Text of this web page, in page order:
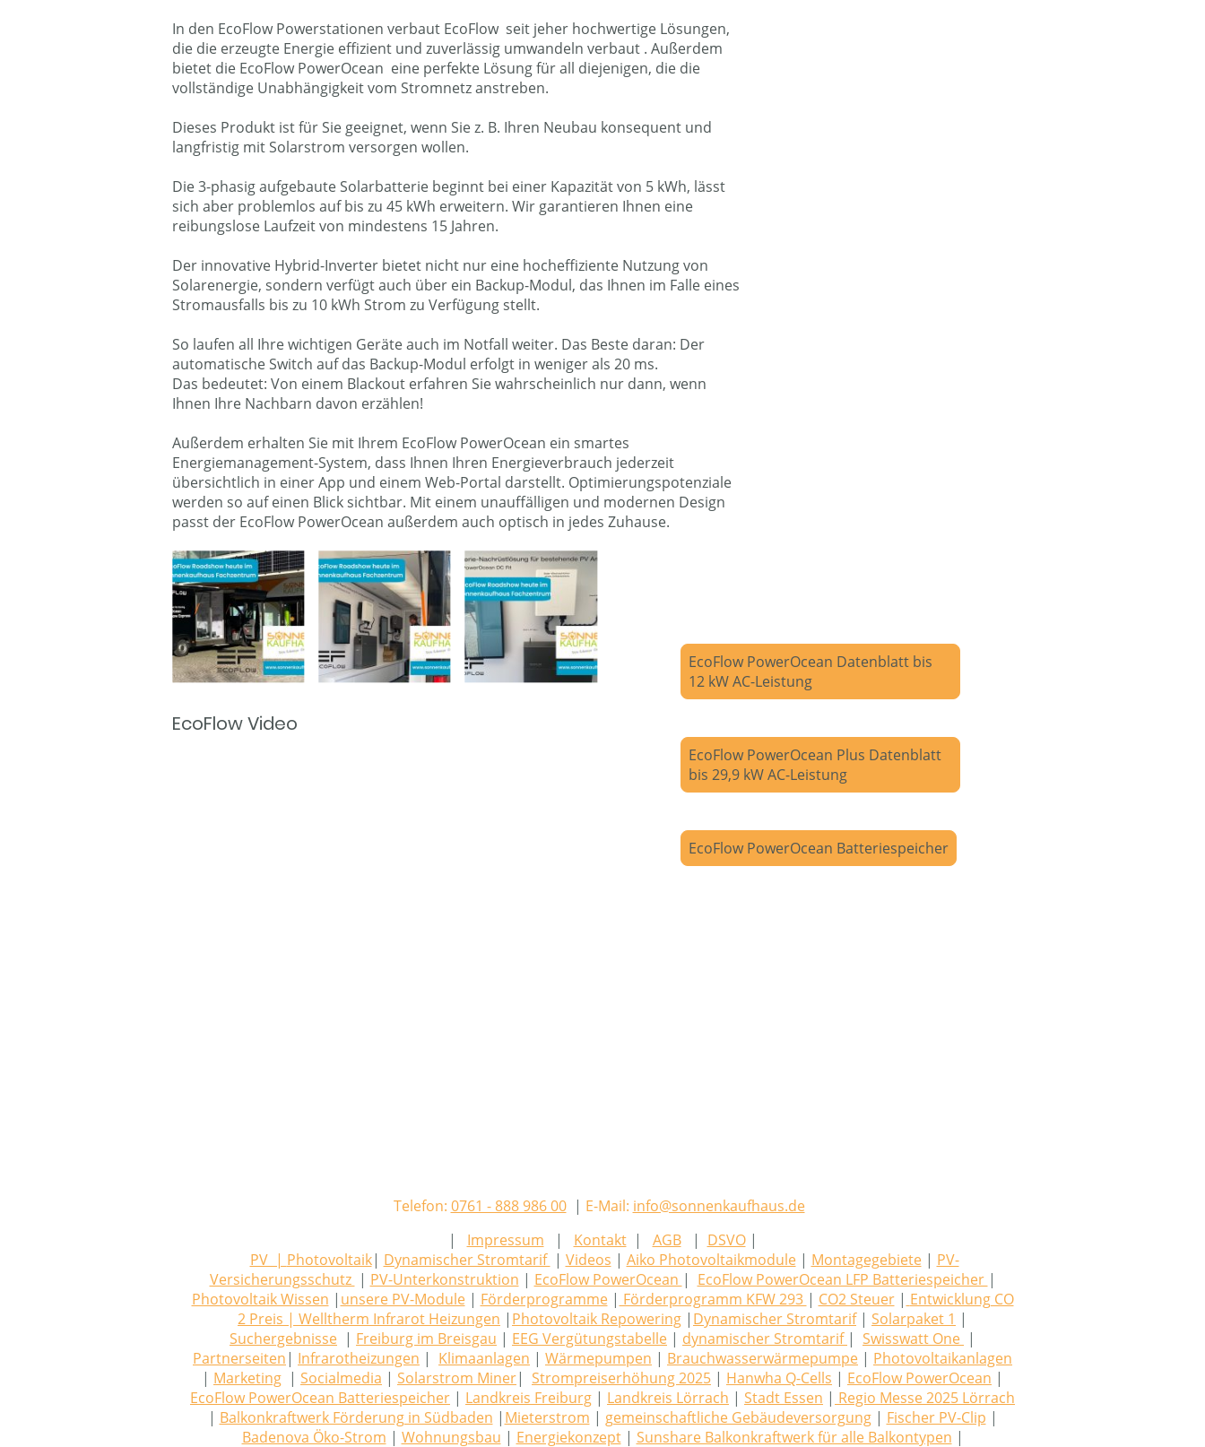
In den EcoFlow Powerstationen verbaut EcoFlow seit jeher hochwertige Lösungen,
die die erzeugte Energie effizient und zuverlässig umwandeln verbaut . Außerdem
bietet die EcoFlow PowerOcean eine perfekte Lösung für all diejenigen, die die
vollständige Unabhängigkeit vom Stromnetz anstreben.
Dieses Produkt ist für Sie geeignet, wenn Sie z. B. Ihren Neubau konsequent und
langfristig mit Solarstrom versorgen wollen.
Die 3-phasig aufgebaute Solarbatterie beginnt bei einer Kapazität von 5 kWh, lässt
sich aber problemlos auf bis zu 45 kWh erweitern. Wir garantieren Ihnen eine
reibungslose Laufzeit von mindestens 15 Jahren.
Der innovative Hybrid-Inverter bietet nicht nur eine hocheffiziente Nutzung von
Solarenergie, sondern verfügt auch über ein Backup-Modul, das Ihnen im Falle eines
Stromausfalls bis zu 10 kWh Strom zu Verfügung stellt.
So laufen all Ihre wichtigen Geräte auch im Notfall weiter. Das Beste daran: Der
automatische Switch auf das Backup-Modul erfolgt in weniger als 20 ms.
Das bedeutet: Von einem Blackout erfahren Sie wahrscheinlich nur dann, wenn
Ihnen Ihre Nachbarn davon erzählen!
Außerdem erhalten Sie mit Ihrem EcoFlow PowerOcean ein smartes
Energiemanagement-System, dass Ihnen Ihren Energieverbrauch jederzeit
übersichtlich in einer App und einem Web-Portal darstellt. Optimierungspotenziale
werden so auf einen Blick sichtbar. Mit einem unauffälligen und modernen Design
passt der EcoFlow PowerOcean außerdem auch optisch in jedes Zuhause.
EcoFlow PowerOcean Datenblatt bis
12 kW AC-Leistung
EcoFlow Video
EcoFlow PowerOcean Plus Datenblatt
bis 29,9 kW AC-Leistung
EcoFlow PowerOcean Batteriespeicher
Telefon: 0761 - 888 986 00| E-Mail: info@sonnenkaufhaus.de
| Impressum | Kontakt| AGB| DSVO|
PV | Photovoltaik| Dynamischer Stromtarif | Videos | Aiko Photovoltaikmodule| Montagegebiete| PV-
Versicherungsschutz | PV-Unterkonstruktion | EcoFlow PowerOcean | EcoFlow PowerOcean LFP Batteriespeicher |
Photovoltaik Wissen | unsere PV-Module| Förderprogramme| Förderprogramm KFW 293 | CO2 Steuer| Entwicklung CO
2 Preis | Welltherm Infrarot Heizungen | Photovoltaik Repowering | Dynamischer Stromtarif| Solarpaket 1 |
Suchergebnisse | Freiburg im Breisgau | EEG Vergütungstabelle | dynamischer Stromtarif | Swisswatt One |
Partnerseiten | Infrarotheizungen | Klimaanlagen | Wärmepumpen | Brauchwasserwärmepumpe | Photovoltaikanlagen
| Marketing | Socialmedia | Solarstrom Miner| Strompreiserhöhung 2025 | Hanwha Q-Cells | EcoFlow PowerOcean |
EcoFlow PowerOcean Batteriespeicher | Landkreis Freiburg | Landkreis Lörrach | Stadt Essen | Regio Messe 2025 Lörrach
| Balkonkraftwerk Förderung in Südbaden | Mieterstrom | gemeinschaftliche Gebäudeversorgung| Fischer PV-Clip |
Badenova Öko-Strom | Wohnungsbau | Energiekonzept| Sunshare Balkonkraftwerk für alle Balkontypen |